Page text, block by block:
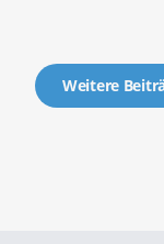
Weitere